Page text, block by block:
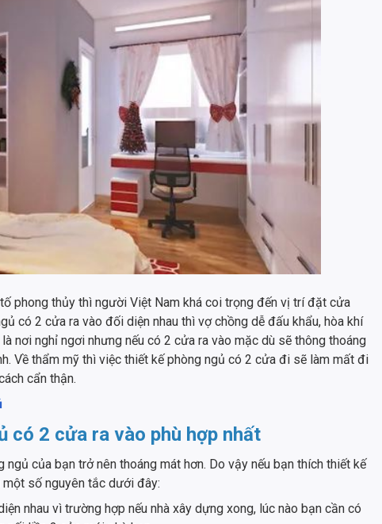
phong thủy thì người Việt Nam khá coi trọng đến vị trí đặt cửa
có 2 cửa ra vào đối diện nhau thì vợ chồng dễ đấu khẩu, hòa khí
nơi nghỉ ngơi nhưng nếu có 2 cửa ra vào mặc dù sẽ thông thoáng
Về thẩm mỹ thì việc thiết kếphòng ngủ có 2 cửa đi sẽ làm mất đi
cẩn thận.
có 2 cửa ra vào phù hợp nhất
ngủ của bạn trở nên thoáng mát hơn. Do vậy nếu bạn thích thiết kế
số nguyên tắc dưới đây:
nhau vì trường hợp nếu nhà xây dựng xong, lúc nào bạn cần có